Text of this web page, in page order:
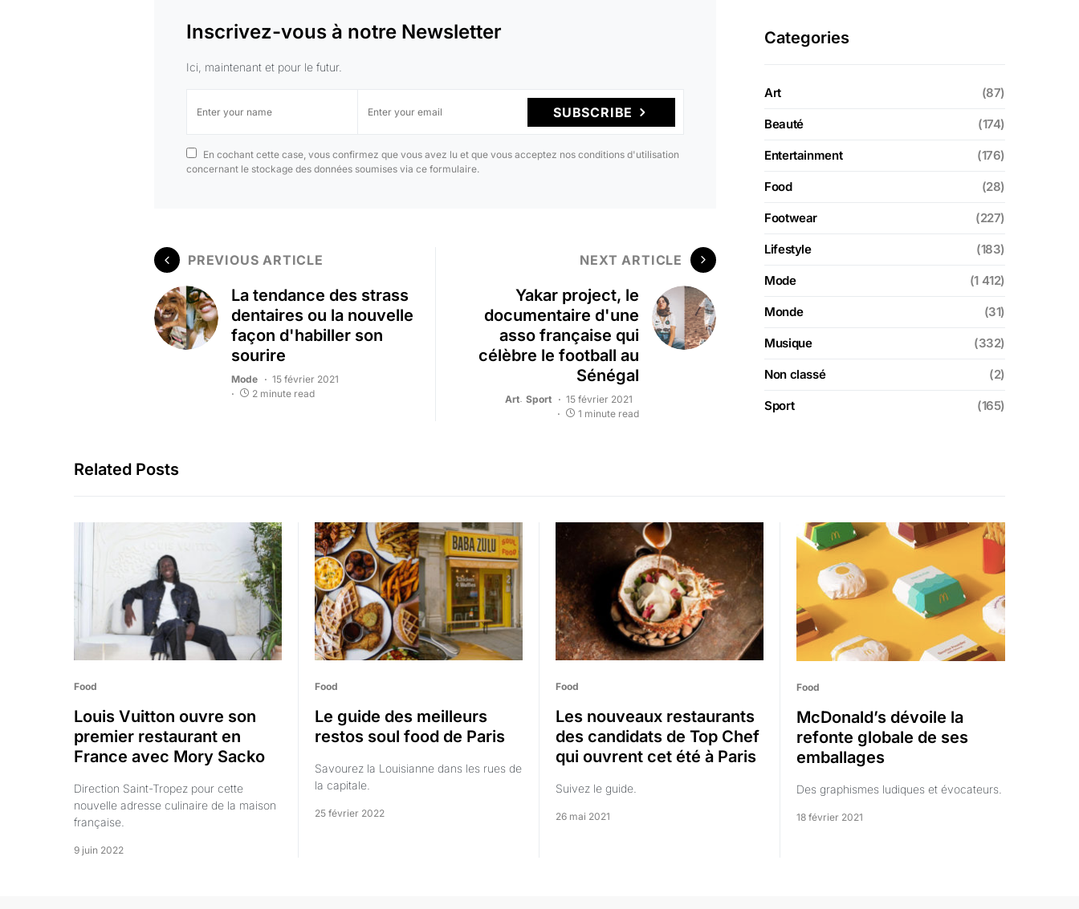
Inscrivez-vous à notre Newsletter
Ici, maintenant et pour le futur.
SUBSCRIBE
En cochant cette case, vous confirmez que vous avez lu et que vous acceptez nos conditions d'utilisation
concernant le stockage des données soumises via ce formulaire.
PREVIOUS ARTICLE
La tendance des strass
dentaires ou la nouvelle
façon d'habiller son
sourire
Mode
15 février 2021
2 minute read
NEXT ARTICLE
Yakar project, le
documentaire d'une
asso française qui
célèbre le football au
Sénégal
Art Sport
15 février 2021
1 minute read
Categories
Art (87)
Beauté (174)
Entertainment (176)
Food (28)
Footwear (227)
Lifestyle (183)
Mode (1 412)
Monde (31)
Musique (332)
Non classé (2)
Sport (165)
Related Posts
Food
Louis Vuitton ouvre son
premier restaurant en
France avec Mory Sacko
Direction Saint-Tropez pour cette
nouvelle adresse culinaire de la maison
française.
9 juin 2022
Food
Le guide des meilleurs
restos soul food de Paris
Savourez la Louisianne dans les rues de
la capitale.
25 février 2022
Food
Les nouveaux restaurants
des candidats de Top Chef
qui ouvrent cet été à Paris
Suivez le guide.
26 mai 2021
Food
McDonald’s dévoile la
refonte globale de ses
emballages
Des graphismes ludiques et évocateurs.
18 février 2021